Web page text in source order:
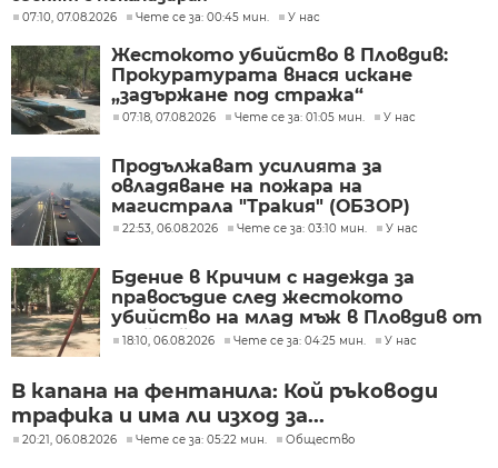
07:10, 07.08.2026 Чете се за: 00:45 мин. У нас
Жестокото убийство в Пловдив:
Прокуратурата внася искане
„задържане под стража“
07:18, 07.08.2026 Чете се за: 01:05 мин. У нас
Продължават усилията за
овладяване на пожара на
магистрала "Тракия" (ОБЗОР)
22:53, 06.08.2026 Чете се за: 03:10 мин. У нас
Бдение в Кричим с надежда за
правосъдие след жестокото
убийство на млад мъж в Пловдив от
тийнейджъри
18:10, 06.08.2026 Чете се за: 04:25 мин. У нас
В капана на фентанила: Кой ръководи
трафика и има ли изход за...
20:21, 06.08.2026 Чете се за: 05:22 мин. Общество